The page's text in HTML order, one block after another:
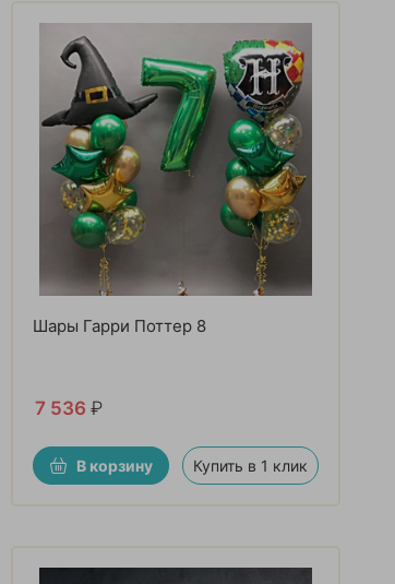
Шары Гарри Поттер 8
7 536 ₽
В корзину Купить в 1 клик